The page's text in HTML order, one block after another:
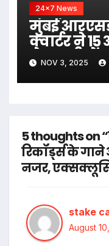
24x7 News
मुंबई
क्वार्टर ने
लेमन ट्री में
शिखर
पुरस्कार
NOV 3, 2025
5 thoughts on
रिकॉर्ड्स के
नजर,
stake
August